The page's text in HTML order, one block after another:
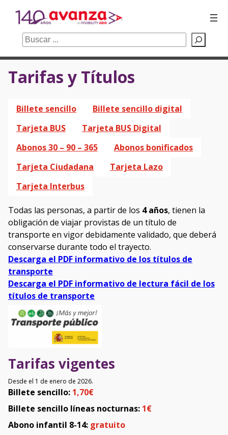
Saltar
Buscar
Tarifas y Títulos
Billete sencillo
Billete sencillo digital
Tarjeta BUS
Tarjeta BUS Digital
Abonos 30 – 90 – 365
Abonos bonificados
Tarjeta Ciudadana
Tarjeta Lazo
Tarjeta Interbus
Todas las personas, a partir de los 4 años, tienen la
obligación de viajar provistas de un título de
transporte en vigor debidamente validado, que deberá
conservarse durante todo el trayecto.
Descarga el PDF informativo de los títulos de
transporte
Descarga el PDF informativo de lectura fácil de los
títulos de transporte
Tarifas vigentes
Desde el 1 de enero de 2026.
Billete sencillo: 1,70€
Billete sencillo líneas nocturnas: 1€
Abono infantil 8-14: gratuito